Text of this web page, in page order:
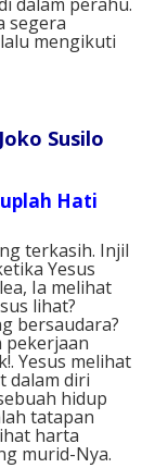
segera
mengikuti
Susilo
Hati
terkasih. Injil
Yesus
Ia melihat
lihat?
bersaudara?
pekerjaan
Yesus melihat
dalam diri
hidup
tatapan
harta
murid-Nya.